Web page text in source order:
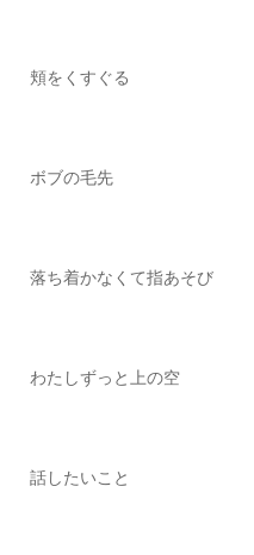
頬をくすぐる
ボブの毛先
落ち着かなくて指あそび
わたしずっと上の空
話したいこと